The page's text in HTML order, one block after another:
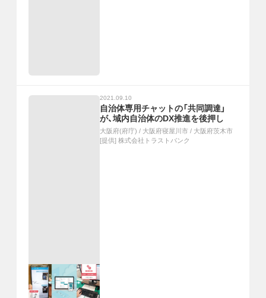
2021.09.10
自治体専用チャットの「共同調達」
が、域内自治体のDX推進を後押し
大阪府(府庁) / 大阪府寝屋川市 / 大阪府茨木市
[提供] 株式会社トラストバンク